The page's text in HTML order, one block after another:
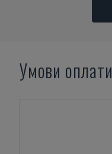
Умови оплати